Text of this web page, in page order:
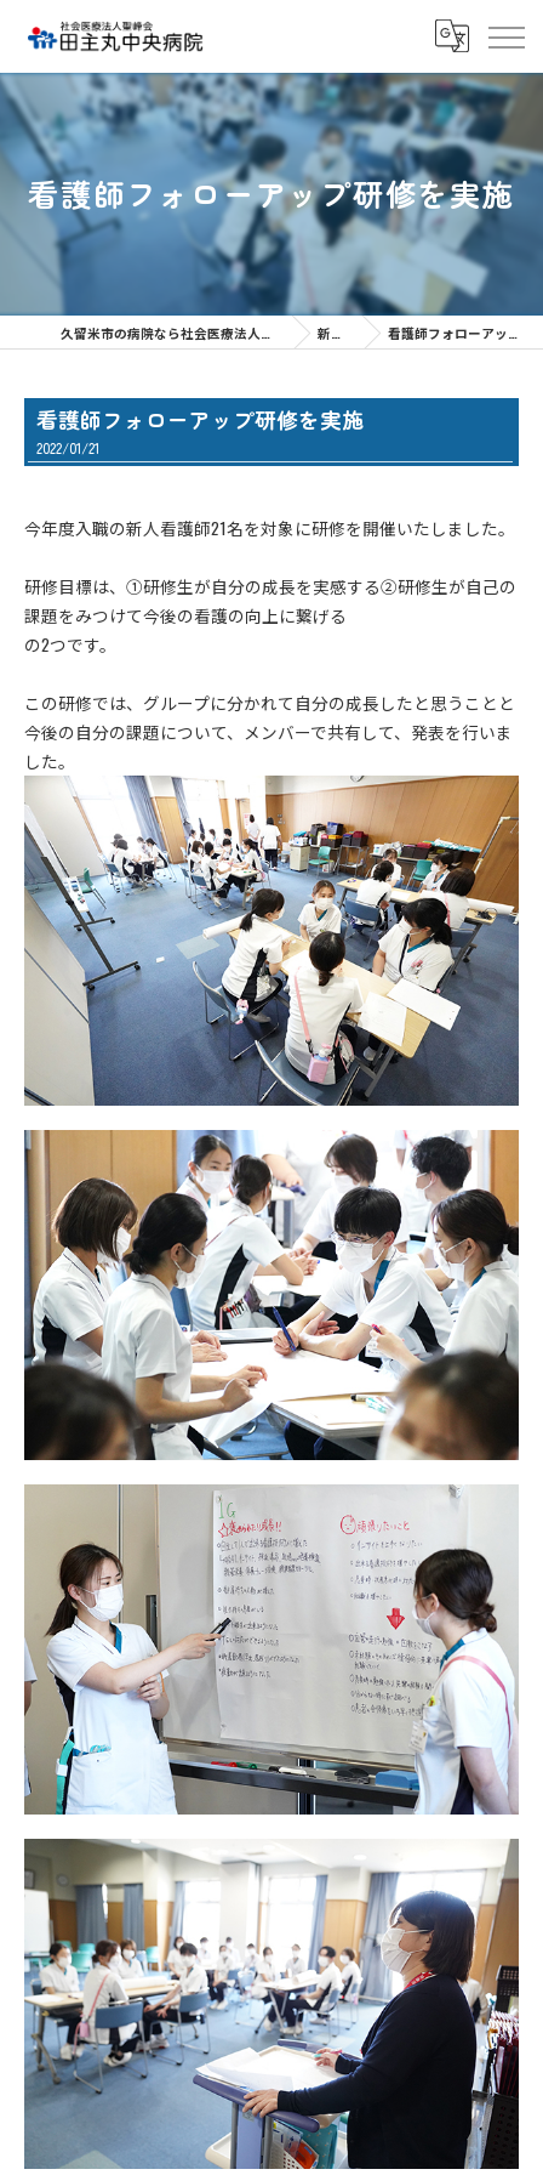
看護師フォローアップ研修を実施
新着情報 看護師フォローアップ研修を実施
看護師フォローアップ研修を実施
2022/01/21
今年度入職の新人看護師21名を対象に研修を開催いたしました。
研修目標は、①研修生が自分の成長を実感する②研修生が自己の
課題をみつけて今後の看護の向上に繋げる
の2つです。
この研修では、グループに分かれて自分の成長したと思うことと
今後の自分の課題について、メンバーで共有して、発表を行いま
した。